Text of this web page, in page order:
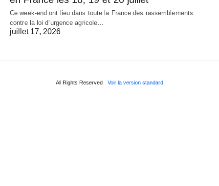
Ce week-end ont lieu dans toute la France des rassemblements
contre la loi d’urgence agricole…
juillet 17, 2026
All Rights Reserved Voir la version standard